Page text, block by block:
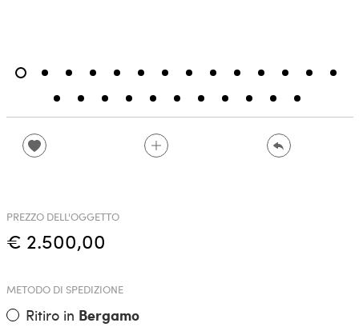
PREZZO DELL'OGGETTO
€ 2.500,00
METODO DI SPEDIZIONE
Ritiro in Bergamo